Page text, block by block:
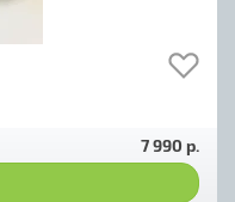
7 990 р.